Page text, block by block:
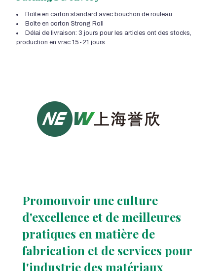
Boîte en carton standard avec bouchon de rouleau
Boîte en corton Strong Roll
Délai de livraison: 3 jours pour les articles ont des stocks,
production en vrac 15-21 jours
Promouvoir une culture
d'excellence et de meilleures
pratiques en matière de
fabrication et de services pour
l'industrie des matériaux